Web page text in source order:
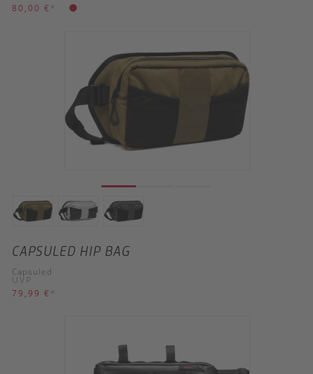
80,00 € *
CAPSULED HIP BAG
Capsuled
UVP
79,99 € *